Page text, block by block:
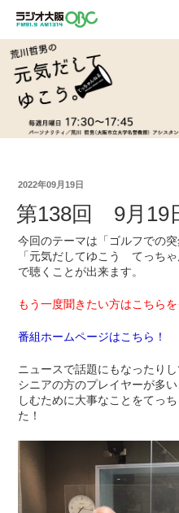
2022年09月19日
第138回 9月19
今回のテーマは「ゴルフでの突
「元気だしてゆこう てっち
で聴くことが出来ます。
もう一度聞きたい方はこちらを
番組ホームページはこちら！
ニュースで話題にもなったり
シニアの方のプレイヤーが多
しむために大事なことをてっ
た！